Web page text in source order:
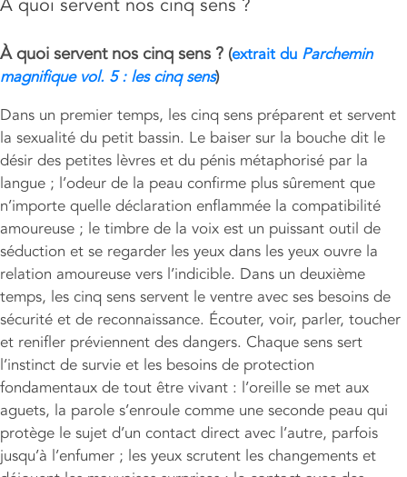
À quoi servent nos cinq sens ?
À quoi servent nos cinq sens ? (extrait du Parchemin
magnifique vol. 5 : les cinq sens)
Dans un premier temps, les cinq sens préparent et servent
la sexualité du petit bassin. Le baiser sur la bouche dit le
désir des petites lèvres et du pénis métaphorisé par la
langue ; l’odeur de la peau confirme plus sûrement que
n’importe quelle déclaration enflammée la compatibilité
amoureuse ; le timbre de la voix est un puissant outil de
séduction et se regarder les yeux dans les yeux ouvre la
relation amoureuse vers l’indicible. Dans un deuxième
temps, les cinq sens servent le ventre avec ses besoins de
sécurité et de reconnaissance. Écouter, voir, parler, toucher
et renifler préviennent des dangers. Chaque sens sert
l’instinct de survie et les besoins de protection
fondamentaux de tout être vivant : l’oreille se met aux
aguets, la parole s’enroule comme une seconde peau qui
protège le sujet d’un contact direct avec l’autre, parfois
jusqu’à l’enfumer ; les yeux scrutent les changements et